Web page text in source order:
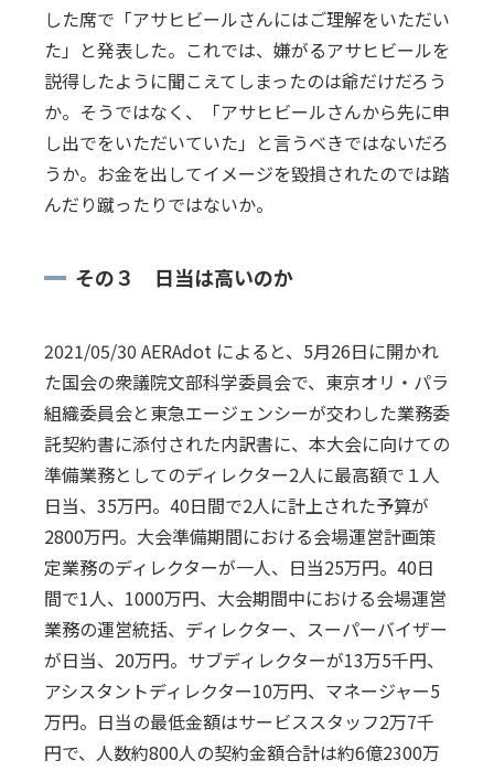
した席で「アサヒビールさんにはご理解をいただい
た」と発表した。これでは、嫌がるアサヒビールを
説得したように聞こえてしまったのは爺だけだろう
か。そうではなく、「アサヒビールさんから先に申
し出でをいただいていた」と言うべきではないだろ
うか。お金を出してイメージを毀損されたのでは踏
んだり蹴ったりではないか。
その３ 日当は高いのか
2021/05/30 AERAdot によると、5月26日に開かれ
た国会の衆議院文部科学委員会で、東京オリ・パラ
組織委員会と東急エージェンシーが交わした業務委
託契約書に添付された内訳書に、本大会に向けての
準備業務としてのディレクター2人に最高額で１人
日当、35万円。40日間で2人に計上された予算が
2800万円。大会準備期間における会場運営計画策
定業務のディレクターが一人、日当25万円。40日
間で1人、1000万円、大会期間中における会場運営
業務の運営統括、ディレクター、スーパーバイザー
が日当、20万円。サブディレクターが13万5千円、
アシスタントディレクター10万円、マネージャー5
万円。日当の最低金額はサービススタッフ2万7千
円で、人数約800人の契約金額合計は約6億2300万